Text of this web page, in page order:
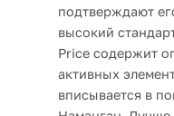
подтверждают
высокий
Price содержит
активных
вписывается в